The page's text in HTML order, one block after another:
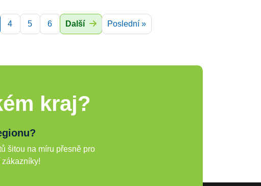
4 5 6 Další Poslední »
kraj?
šitou na míru přesně pro